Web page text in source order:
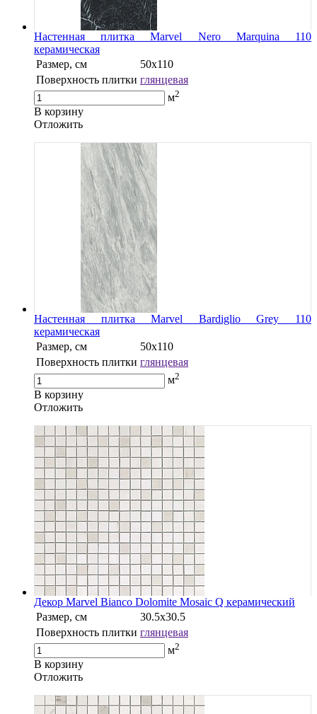
Настенная плитка Marvel Nero Marquina 110
керамическая
Размер, см
50х110
Поверхность плитки глянцевая
м2
В корзину
Oтложить
Настенная плитка Marvel Bardiglio Grey 110
керамическая
Размер, см
50х110
Поверхность плитки глянцевая
м2
В корзину
Oтложить
Декор Marvel Bianco Dolomite Mosaic Q керамический
Размер, см
30.5х30.5
Поверхность плитки глянцевая
м2
В корзину
Oтложить